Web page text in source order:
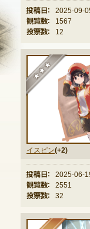
NEXON ID登録
ゲームダウンロード
投稿日：
2025-09-
観覧数：
1567
投票数：
12
イスピン(+2)
投稿日：
2025-06-
観覧数：
2551
投票数：
32
★